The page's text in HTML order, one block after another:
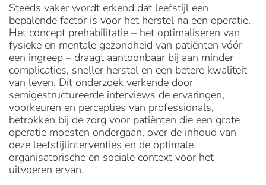
Steeds vaker wordt erkend dat leefstijl een
bepalende factor is voor het herstel na een operatie.
Het concept prehabilitatie – het optimaliseren van
fysieke en mentale gezondheid van patiënten vóór
een ingreep – draagt aantoonbaar bij aan minder
complicaties, sneller herstel en een betere kwaliteit
van leven. Dit onderzoek verkende door
semigestructureerde interviews de ervaringen,
voorkeuren en percepties van professionals,
betrokken bij de zorg voor patiënten die een grote
operatie moesten ondergaan, over de inhoud van
deze leefstijlinterventies en de optimale
organisatorische en sociale context voor het
uitvoeren ervan.